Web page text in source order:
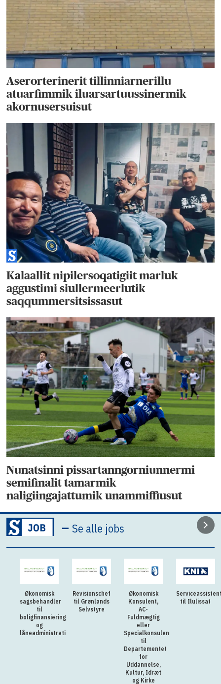
Aserorterinerit tillinniarnerillu
atuarfimmik iluarsartuussinermik
akornusersuisut
Kalaallit nipilersoqatigiit marluk
aggustimi siullermeerlutik
saqqummersitsissasut
Nunatsinni pissartanngorniunnermi
semifinalit tamarmik
naligiingajattumik unammiffiusut
–Se alle jobs
Økonomisk
sagsbehandler
til
boligfinansiering
og
låneadministration
Revisionschef
til Grønlands
Selvstyre
Økonomisk
Konsulent,
AC-
Fuldmægtig
eller
Specialkonsulent
til
Departementet
for
Uddannelse,
Kultur, Idræt
og Kirke
til Ilulissat